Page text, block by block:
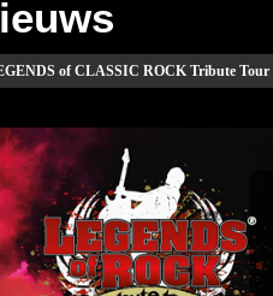
of CLASSIC ROCK Tribute Tour